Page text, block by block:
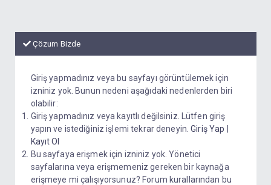
Çözum Bizde
Giriş yapmadınız veya bu sayfayı görüntülemek için
izniniz yok. Bunun nedeni aşağıdaki nedenlerden biri
olabilir:
Giriş yapmadınız veya kayıtlı değilsiniz. Lütfen giriş
yapın ve istediğiniz işlemi tekrar deneyin.Giriş Yap
Kayıt Ol
Bu sayfaya erişmek için izniniz yok. Yönetici
sayfalarına veya erişmemeniz gereken bir kaynağa
erişmeye mi çalışıyorsunuz? Forum kurallarından bu